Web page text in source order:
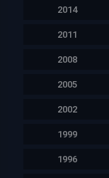
2014
2011
2008
2005
2002
1999
1996